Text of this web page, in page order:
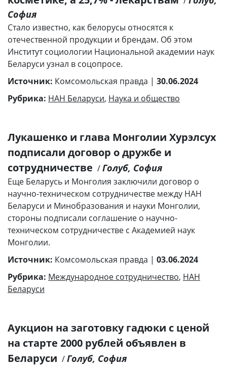
София
Стало известно, как белорусы относятся к
отечественной продукции и брендам. Об этом
Институт социологии Национальной академии наук
Беларуси узнал в соцопросе.
Источник: Комсомольская правда | 30.06.2024
Рубрика: НАН Беларуси, Наука и общество
Лукашенко и глава Монголии Хурэлсух
подписали договор о дружбе и
сотрудничестве /Голуб, София
Еще Беларусь и Монголия заключили договор о
научно-техническом сотрудничестве между НАН
Беларуси и Минобразования и науки Монголии,
стороны подписали соглашение о научно-
техническом сотрудничестве с Академией наук
Монголии.
Источник: Комсомольская правда | 03.06.2024
Рубрика: Международное сотрудничество, НАН
Беларуси
Аукцион на заготовку гадюки с ценой
на старте 2000 рублей объявлен в
Беларуси /Голуб, София